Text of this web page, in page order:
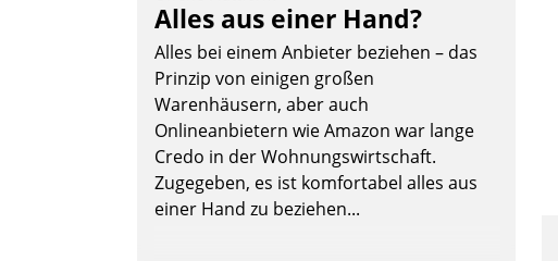
Alles aus einer Hand?
Alles bei einem Anbieter beziehen – das
Prinzip von einigen großen
Warenhäusern, aber auch
Onlineanbietern wie Amazon war lange
Credo in der Wohnungswirtschaft.
Zugegeben, es ist komfortabel alles aus
einer Hand zu beziehen...